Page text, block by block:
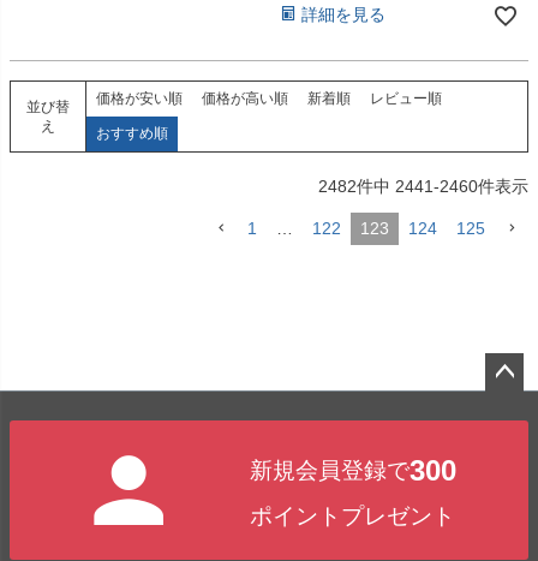
詳細を見る
並び替
え
価格が安い順 価格が高い順 新着順 レビュー順
おすすめ順
2482件中 2441-2460件表示
1 122 123 124 125
新規会員登録で300
ポイントプレゼント